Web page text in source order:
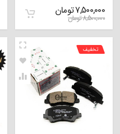
7,500,000تومان
8,500,000تومان
تخفیف